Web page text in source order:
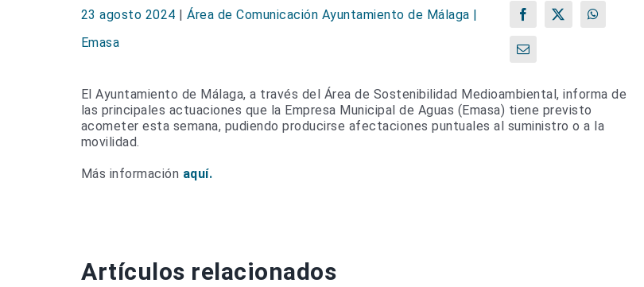
23 agosto 2024 |Área de Comunicación Ayuntamiento de Málaga |
Emasa
Facebook
X WhatsApp
Correo
El Ayuntamiento de Málaga, a través del Área de Sostenibilidad Medioambiental, informa de
las principales actuaciones que la Empresa Municipal de Aguas (Emasa) tiene previsto
acometer esta semana, pudiendo producirse afectaciones puntuales al suministro o a la
movilidad.
Más información aquí.
Artículos relacionados